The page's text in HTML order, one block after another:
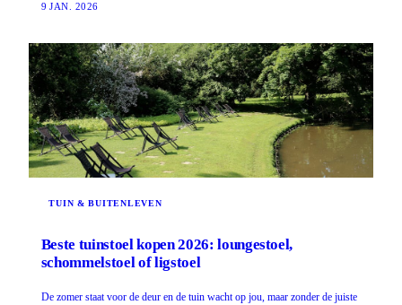
9 JAN. 2026
TUIN & BUITENLEVEN
Beste tuinstoel kopen 2026: loungestoel,
schommelstoel of ligstoel
De zomer staat voor de deur en de tuin wacht op jou, maar zonder de juiste